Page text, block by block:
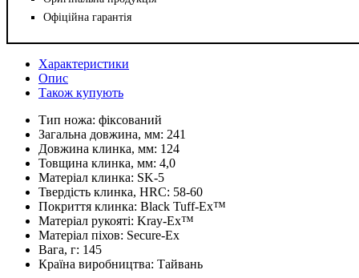
Офіційна гарантія
Характеристики
Опис
Також купують
Тип ножа: фіксований
Загальна довжина, мм: 241
Довжина клинка, мм: 124
Товщина клинка, мм: 4,0
Матеріал клинка: SK-5
Твердість клинка, HRC: 58-60
Покриття клинка: Black Tuff-Ex™
Матеріал рукояті: Kray-Ex™
Матеріал піхов: Secure-Ex
Вага, г: 145
Країна виробництва: Тайвань